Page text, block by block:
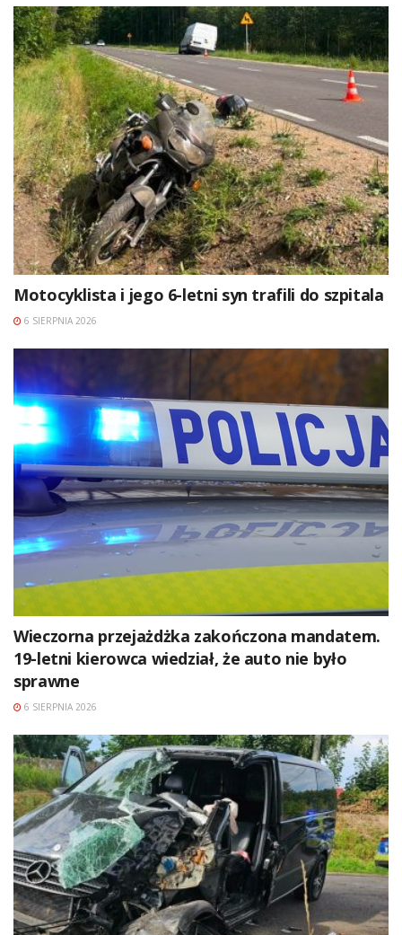
Motocyklista i jego 6-letni syn trafili do szpitala
6 SIERPNIA 2026
Wieczorna przejażdżka zakończona mandatem.
19-letni kierowca wiedział, że auto nie było
sprawne
6 SIERPNIA 2026